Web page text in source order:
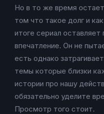
Но в то же время
том что такое долг и
итоге сериал
впечатление. Он не
есть однако
темы которые близки
истории про нашу
обязательно уделите
Просмотр того стоит.